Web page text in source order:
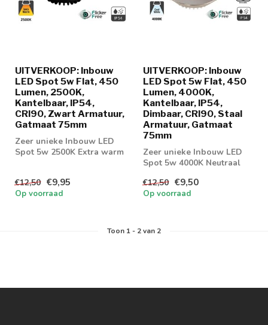
UITVERKOOP: Inbouw
LED Spot 5w Flat, 450
Lumen, 2500K,
Kantelbaar, IP54,
CRI90, Zwart Armatuur,
Gatmaat 75mm
Zeer unieke Inbouw LED
Spot 5w 2500K Extra warm
€12,50 €9,95
Op voorraad
UITVERKOOP: Inbouw
LED Spot 5w Flat, 450
Lumen, 4000K,
Kantelbaar, IP54,
Dimbaar, CRI90, Staal
Armatuur, Gatmaat
75mm
Zeer unieke Inbouw LED
Spot 5w 4000K Neutraal
badkame...
€12,50 €9,50
Op voorraad
Toon 1- 2van 2